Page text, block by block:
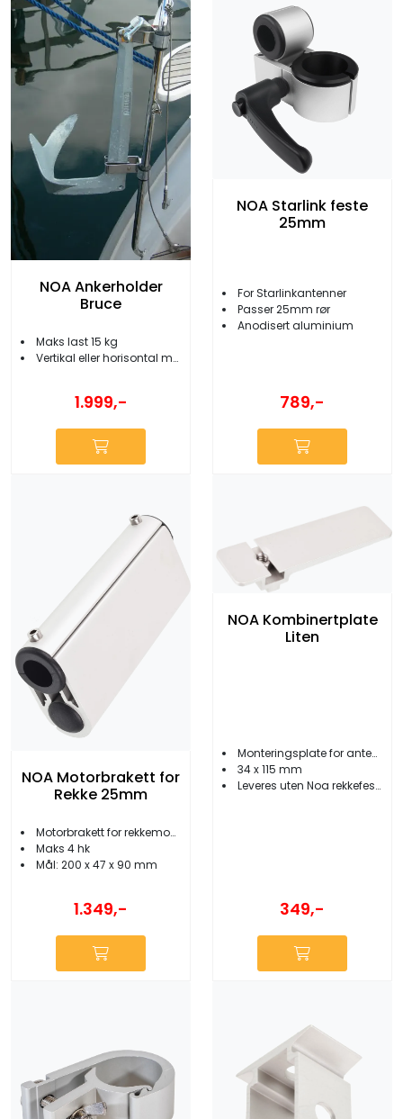
NOA Ankerholder
Bruce
Maks last 15 kg
Vertikal eller horisontal montering
1.999,-
NOA Starlink feste
25mm
For Starlinkantenner
Passer 25mm rør
Anodisert aluminium
789,-
NOA Motorbrakett for
Rekke 25mm
Motorbrakett for rekkemontering
Maks 4 hk
Mål: 200 x 47 x 90 mm
1.349,-
NOA Kombinertplate
Liten
Monteringsplate for antenner etc.
34 x 115 mm
Leveres uten Noa rekkefeste
349,-